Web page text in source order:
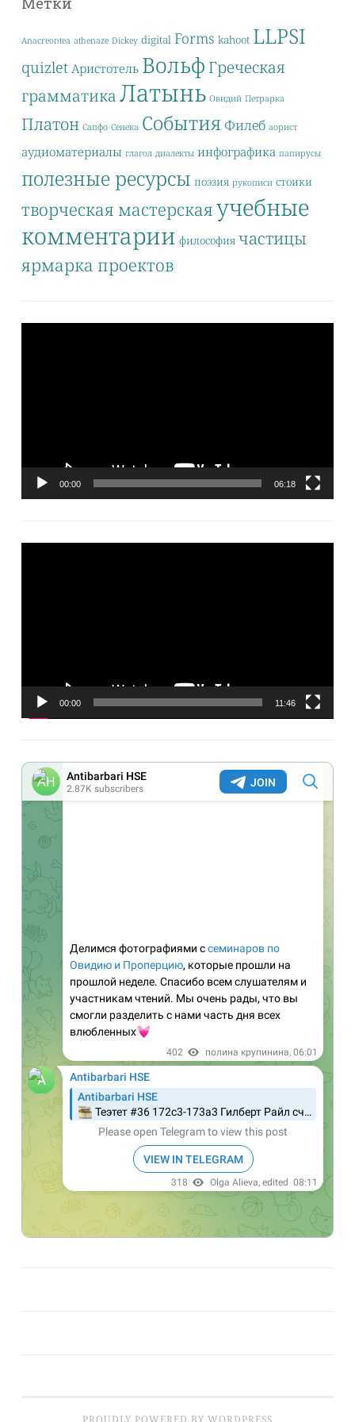
Anacreontea athenaze Dickey digital Forms kahoot LLPSI
quizlet Аристотель Вольф Греческая
грамматикаЛатынь Овидий Петрарка
Платон Сапфо Сенека События Филеб аорист
аудиоматериалы глагол диалекты инфографика папирусы
полезные ресурсы поэзия рукописи стоики
творческая мастерскаяучебные
комментарии философия частицы
ярмарка проектов
00:00 06:18
00:00 11:46